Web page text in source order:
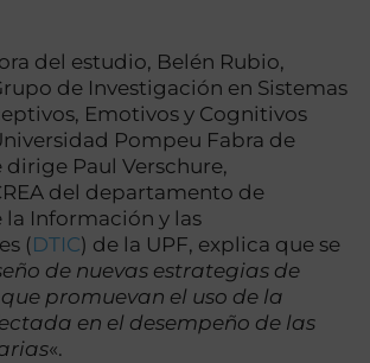
del estudio, Belén Rubio,
de Investigación en Sistemas
Emotivos y Cognitivos
Pompeu Fabra de
dirige Paul Verschure,
del departamento de
la Información y las
(DTIC) de la UPF, explica que se
de nuevas estrategias de
promuevan el uso de la
en el desempeño de las
«.